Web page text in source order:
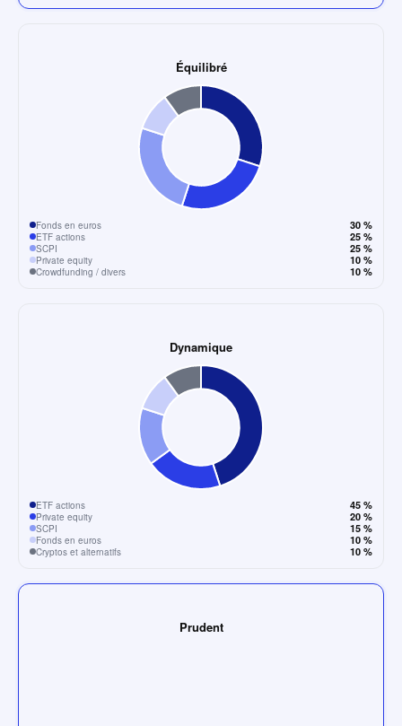
Équilibré
Fonds en euros 30 %
ETF actions 25 %
SCPI 25 %
Private equity 10 %
Crowdfunding / divers 10 %
Dynamique
ETF actions 45 %
Private equity 20 %
SCPI 15 %
Fonds en euros 10 %
Cryptos et alternatifs 10 %
Prudent